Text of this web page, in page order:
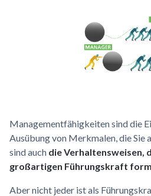
Managementfähigkeiten sind die
Ausübung von Merkmalen, die Sie
sind auch die Verhaltensweisen,
großartigen Führungskraft
Aber nicht jeder ist als